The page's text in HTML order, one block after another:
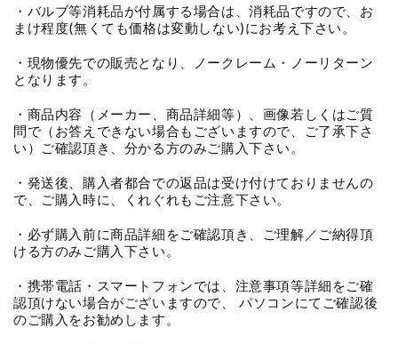
・バルブ等消耗品が付属する場合は、消耗品ですので、お
まけ程度(無くても価格は変動しない)にお考え下さい。
・現物優先での販売となり、ノークレーム・ノーリターン
となります。
・商品内容（メーカー、商品詳細等）、画像若しくはご質
問で（お答えできない場合もございますので、ご了承下さ
い）ご確認頂き、分かる方のみご購入下さい。
・発送後、購入者都合での返品は受け付けておりませんの
で、ご購入時に、くれぐれもご注意下さい。
・必ず購入前に商品詳細をご確認頂き、ご理解／ご納得頂
ける方のみご購入下さい。
・携帯電話・スマートフォンでは、注意事項等詳細をご確
認頂けない場合がございますので、 パソコンにてご確認後
のご購入をお勧めします。